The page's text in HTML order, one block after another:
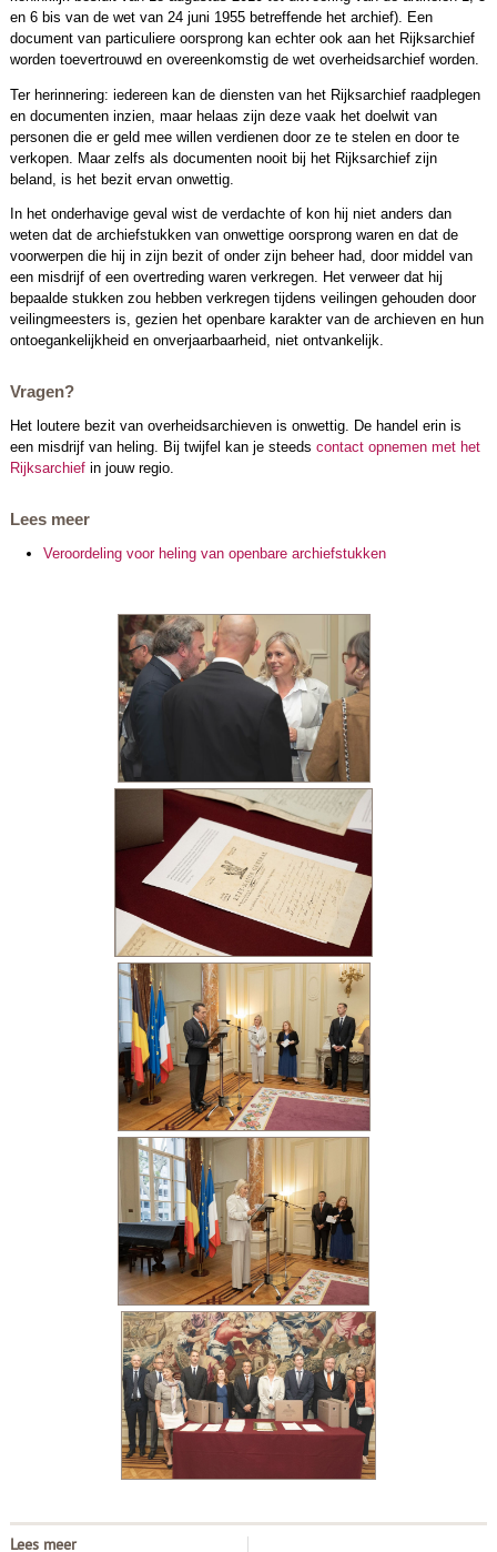
en 6 bis van de wet van 24 juni 1955 betreffende het archief). Een
document van particuliere oorsprong kan echter ook aan het Rijksarchief
worden toevertrouwd en overeenkomstig de wet overheidsarchief worden.
Ter herinnering: iedereen kan de diensten van het Rijksarchief raadplegen
en documenten inzien, maar helaas zijn deze vaak het doelwit van
personen die er geld mee willen verdienen door ze te stelen en door te
verkopen. Maar zelfs als documenten nooit bij het Rijksarchief zijn
beland, is het bezit ervan onwettig.
In het onderhavige geval wist de verdachte of kon hij niet anders dan
weten dat de archiefstukken van onwettige oorsprong waren en dat de
voorwerpen die hij in zijn bezit of onder zijn beheer had, door middel van
een misdrijf of een overtreding waren verkregen. Het verweer dat hij
bepaalde stukken zou hebben verkregen tijdens veilingen gehouden door
veilingmeesters is, gezien het openbare karakter van de archieven en hun
ontoegankelijkheid en onverjaarbaarheid, niet ontvankelijk.
Vragen?
Het loutere bezit van overheidsarchieven is onwettig. De handel erin is
een misdrijf van heling. Bij twijfel kan je steeds contact opnemen met het
Rijksarchiefin jouw regio.
Lees meer
Veroordeling voor heling van openbare archiefstukken
Lees meer